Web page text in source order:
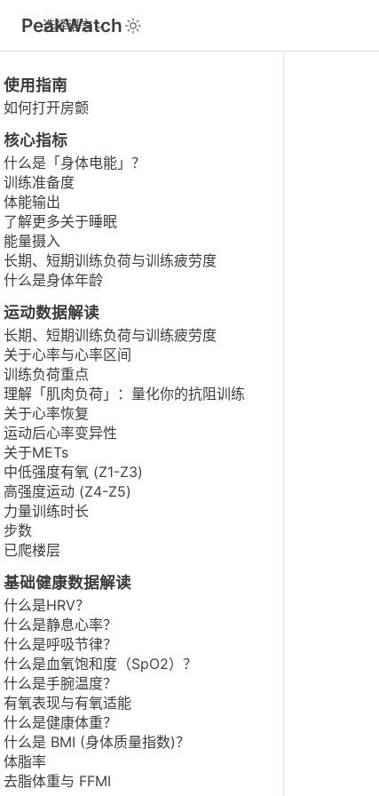
PeakWatch
选择语言
使用指南
如何打开房颤
核心指标
什么是「身体电能」？
训练准备度
体能输出
了解更多关于睡眠
能量摄入
长期、短期训练负荷与训练疲劳度
什么是身体年龄
运动数据解读
长期、短期训练负荷与训练疲劳度
关于心率与心率区间
训练负荷重点
理解「肌肉负荷」：量化你的抗阻训练
关于心率恢复
运动后心率变异性
关于METs
中低强度有氧 (Z1-Z3)
高强度运动 (Z4-Z5)
力量训练时长
步数
已爬楼层
基础健康数据解读
什么是HRV？
什么是静息心率？
什么是呼吸节律？
什么是血氧饱和度（SpO2）？
什么是手腕温度？
有氧表现与有氧适能
什么是健康体重？
什么是 BMI (身体质量指数)？
体脂率
去脂体重与 FFMI